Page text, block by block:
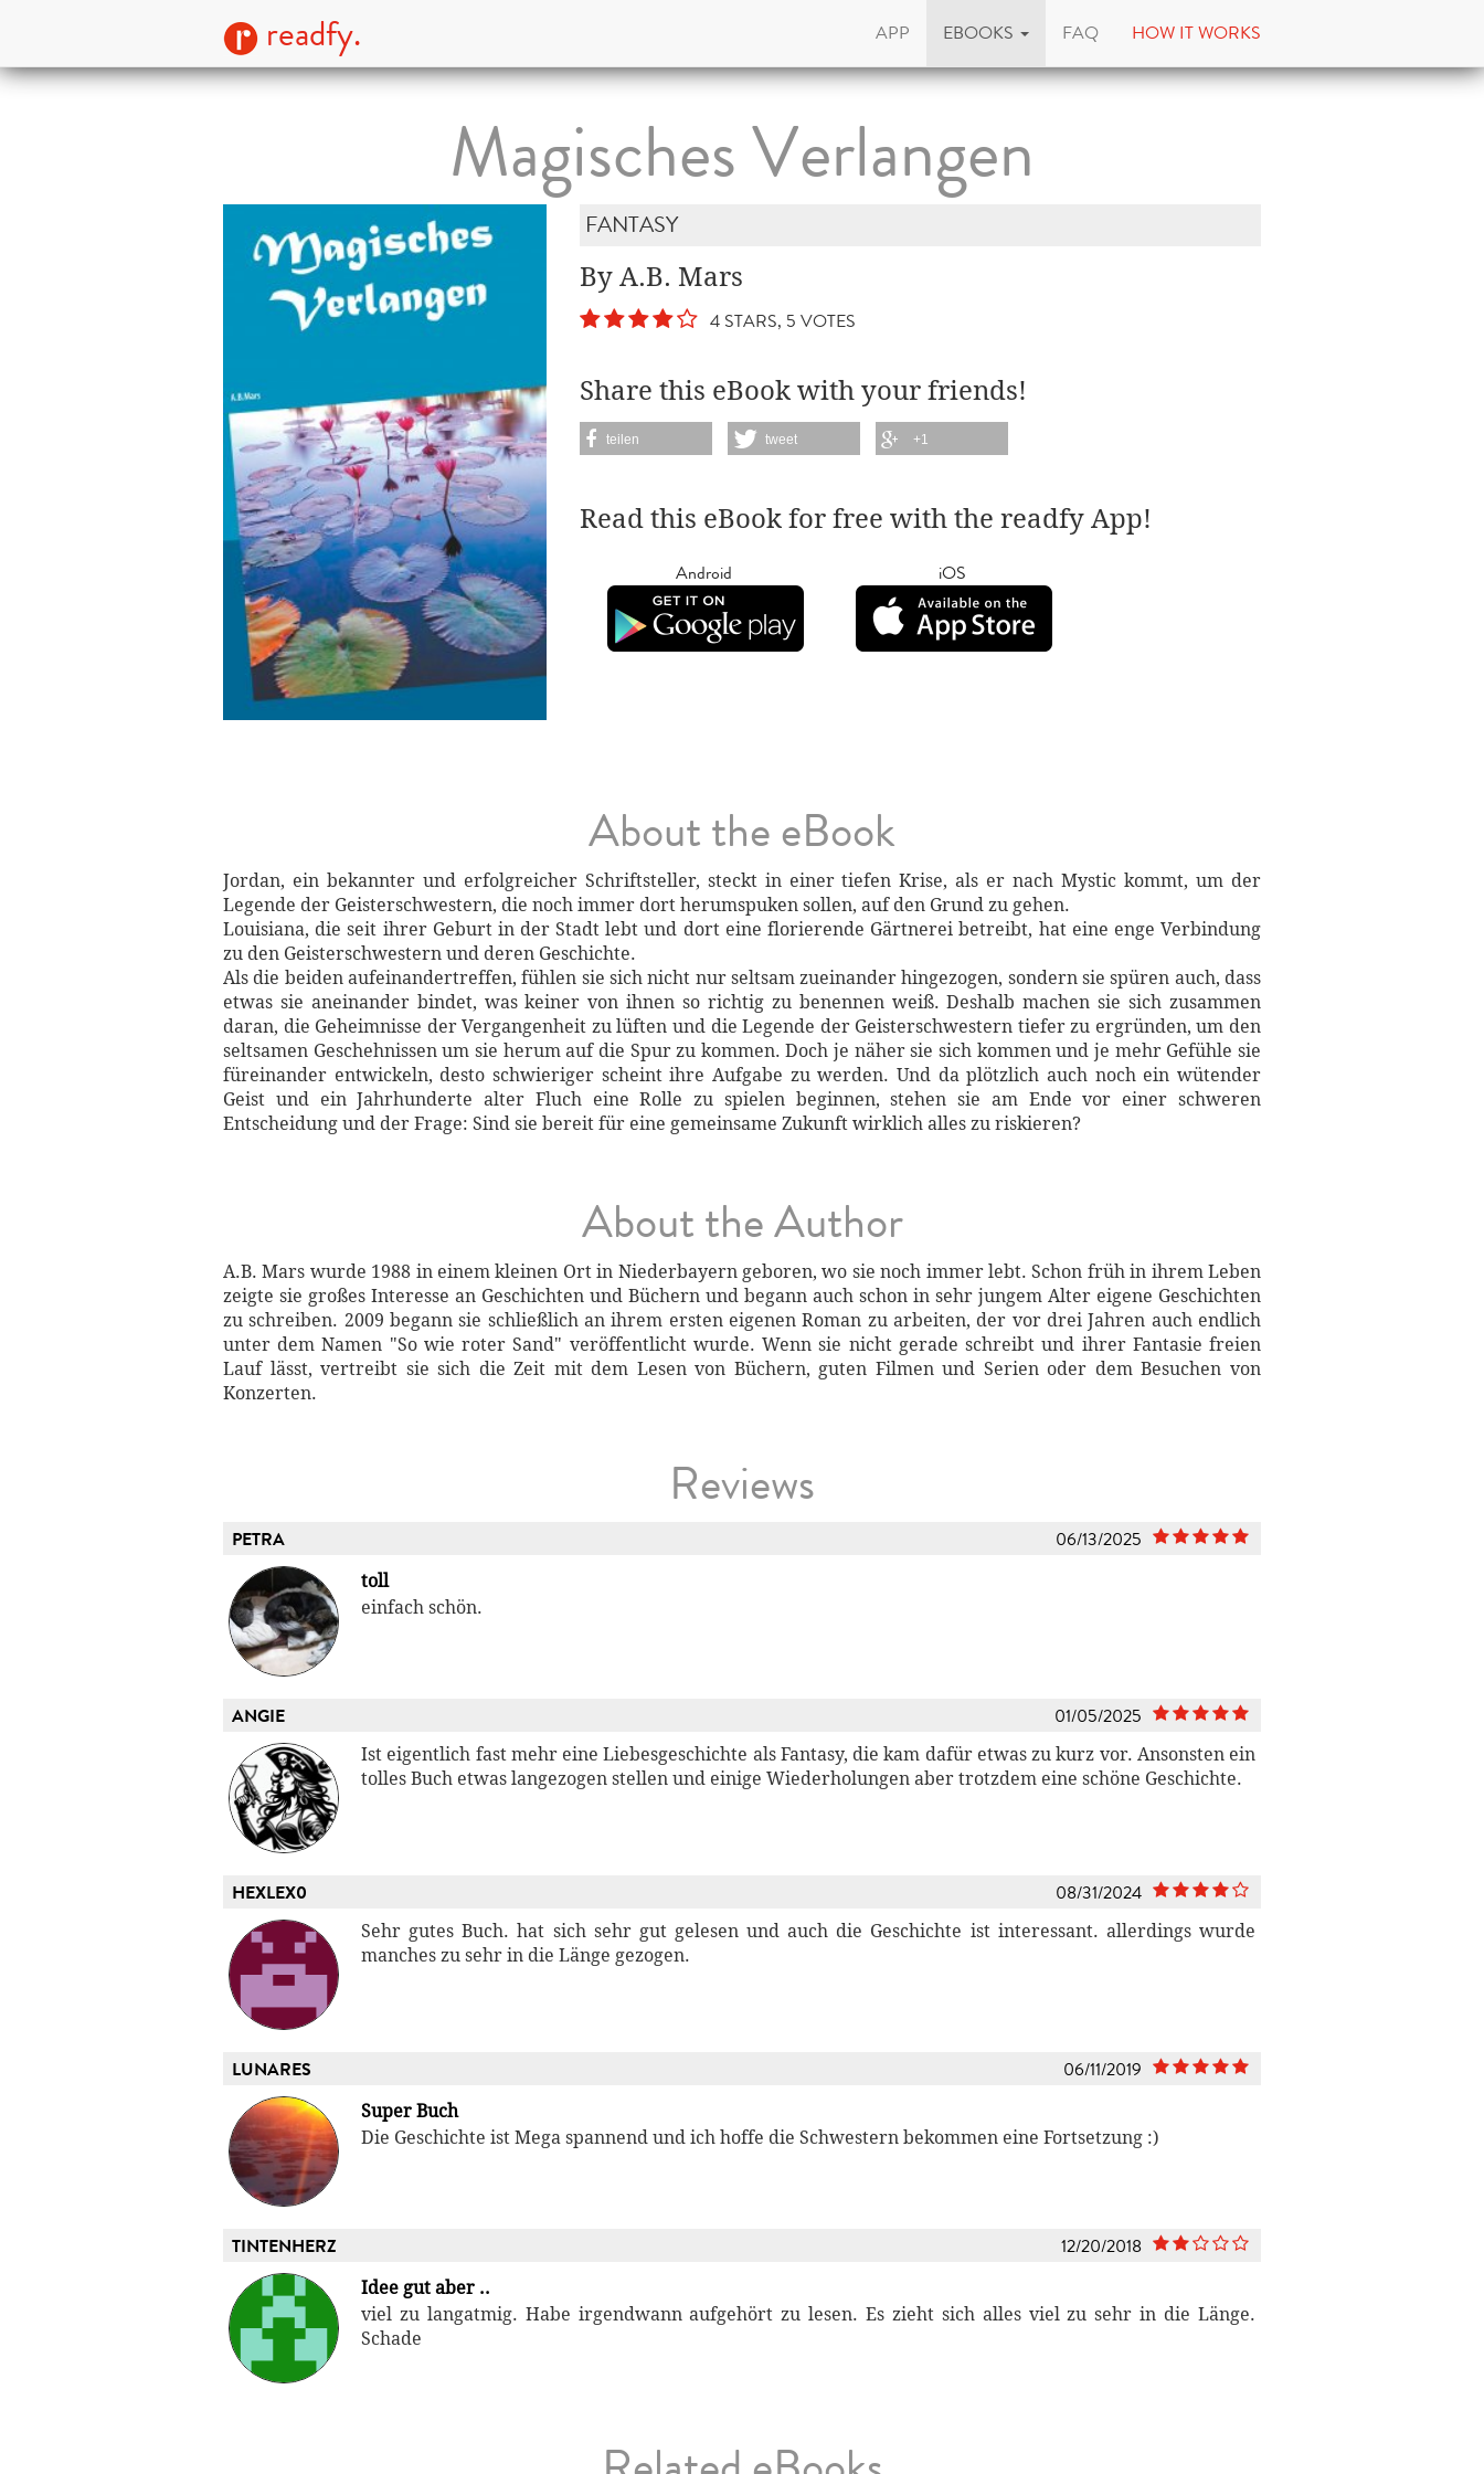
readfy. APP EBOOKS FAQ HOW IT WORKS
Magisches Verlangen
FANTASY
By A.B. Mars
4 STARS, 5 VOTES
Share this eBook with your friends!
teilen tweet +1
Read this eBook for free with the readfy App!
Android iOS
About the eBook
Jordan, ein bekannter und erfolgreicher Schriftsteller, steckt in einer tiefen Krise, als er nach Mystic kommt, um der
Legende der Geisterschwestern, die noch immer dort herumspuken sollen, auf den Grund zu gehen.
Louisiana, die seit ihrer Geburt in der Stadt lebt und dort eine florierende Gärtnerei betreibt, hat eine enge Verbindung
zu den Geisterschwestern und deren Geschichte.
Als die beiden aufeinandertreffen, fühlen sie sich nicht nur seltsam zueinander hingezogen, sondern sie spüren auch, dass
etwas sie aneinander bindet, was keiner von ihnen so richtig zu benennen weiß. Deshalb machen sie sich zusammen
daran, die Geheimnisse der Vergangenheit zu lüften und die Legende der Geisterschwestern tiefer zu ergründen, um den
seltsamen Geschehnissen um sie herum auf die Spur zu kommen. Doch je näher sie sich kommen und je mehr Gefühle sie
füreinander entwickeln, desto schwieriger scheint ihre Aufgabe zu werden. Und da plötzlich auch noch ein wütender
Geist und ein Jahrhunderte alter Fluch eine Rolle zu spielen beginnen, stehen sie am Ende vor einer schweren
Entscheidung und der Frage: Sind sie bereit für eine gemeinsame Zukunft wirklich alles zu riskieren?
About the Author
A.B. Mars wurde 1988 in einem kleinen Ort in Niederbayern geboren, wo sie noch immer lebt. Schon früh in ihrem Leben
zeigte sie großes Interesse an Geschichten und Büchern und begann auch schon in sehr jungem Alter eigene Geschichten
zu schreiben. 2009 begann sie schließlich an ihrem ersten eigenen Roman zu arbeiten, der vor drei Jahren auch endlich
unter dem Namen "So wie roter Sand" veröffentlicht wurde. Wenn sie nicht gerade schreibt und ihrer Fantasie freien
Lauf lässt, vertreibt sie sich die Zeit mit dem Lesen von Büchern, guten Filmen und Serien oder dem Besuchen von
Konzerten.
Reviews
PETRA 06/13/2025
toll
einfach schön.
ANGIE 01/05/2025
Ist eigentlich fast mehr eine Liebesgeschichte als Fantasy, die kam dafür etwas zu kurz vor. Ansonsten ein
tolles Buch etwas langezogen stellen und einige Wiederholungen aber trotzdem eine schöne Geschichte.
HEXLEX0 08/31/2024
Sehr gutes Buch. hat sich sehr gut gelesen und auch die Geschichte ist interessant. allerdings wurde
manches zu sehr in die Länge gezogen.
LUNARES 06/11/2019
Super Buch
Die Geschichte ist Mega spannend und ich hoffe die Schwestern bekommen eine Fortsetzung :)
TINTENHERZ 12/20/2018
Idee gut aber ..
viel zu langatmig. Habe irgendwann aufgehört zu lesen. Es zieht sich alles viel zu sehr in die Länge.
Schade